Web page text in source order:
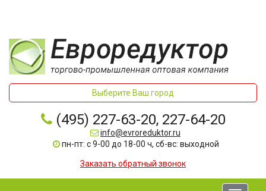
Выберите Ваш город
(495) 227-63-20, 227-64-20
info@evroreduktor.ru
пн-пт: с 9-00 до 18-00 ч, сб-вс: выходной
Заказать обратный звонок